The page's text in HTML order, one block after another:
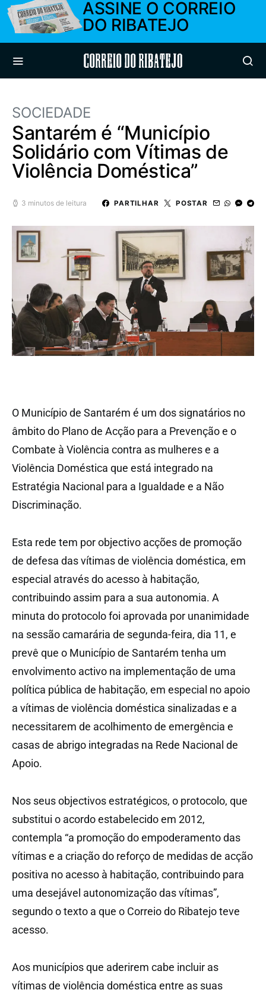
ASSINE O CORREIO
DO RIBATEJO
Correio do Ribatejo
SOCIEDADE
Santarém é “Município
Solidário com Vítimas de
Violência Doméstica”
3 minutos de leitura PARTILHAR POSTAR
O Município de Santarém é um dos signatários no
âmbito do Plano de Acção para a Prevenção e o
Combate à Violência contra as mulheres e a
Violência Doméstica que está integrado na
Estratégia Nacional para a Igualdade e a Não
Discriminação.
Esta rede tem por objectivo acções de promoção
de defesa das vítimas de violência doméstica, em
especial através do acesso à habitação,
contribuindo assim para a sua autonomia. A
minuta do protocolo foi aprovada por unanimidade
na sessão camarária de segunda-feira, dia 11, e
prevê que o Município de Santarém tenha um
envolvimento activo na implementação de uma
política pública de habitação, em especial no apoio
a vítimas de violência doméstica sinalizadas e a
necessitarem de acolhimento de emergência e
casas de abrigo integradas na Rede Nacional de
Apoio.
Nos seus objectivos estratégicos, o protocolo, que
substitui o acordo estabelecido em 2012,
contempla “a promoção do empoderamento das
vítimas e a criação do reforço de medidas de acção
positiva no acesso à habitação, contribuindo para
uma desejável autonomização das vítimas”,
segundo o texto a que o Correio do Ribatejo teve
acesso.
Aos municípios que aderirem cabe incluir as
vítimas de violência doméstica entre as suas